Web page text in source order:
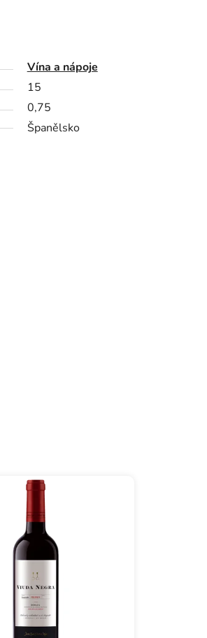
Vína a nápoje
15
0,75
Španělsko